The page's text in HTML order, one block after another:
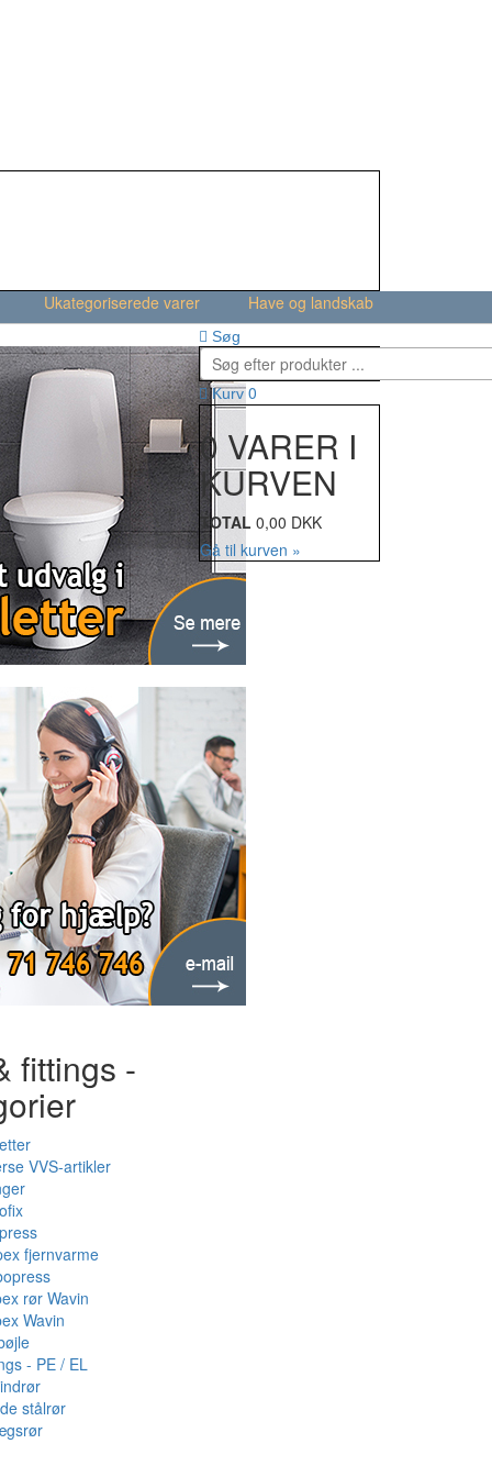
Ukategoriserede varer Have og landskab
fittings -
VVS-artikler
fjernvarme
rør Wavin
Wavin
- PE / EL
stålrør
Søg
Kurv 0
0 VARER I
KURVEN
TOTAL 0,00 DKK
Gå til kurven »